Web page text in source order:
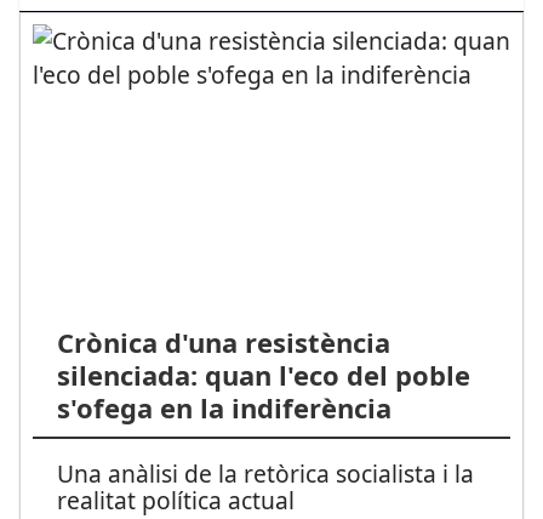
Crònica d'una resistència
silenciada: quan l'eco del poble
s'ofega en la indiferència
Una anàlisi de la retòrica socialista i la
realitat política actual